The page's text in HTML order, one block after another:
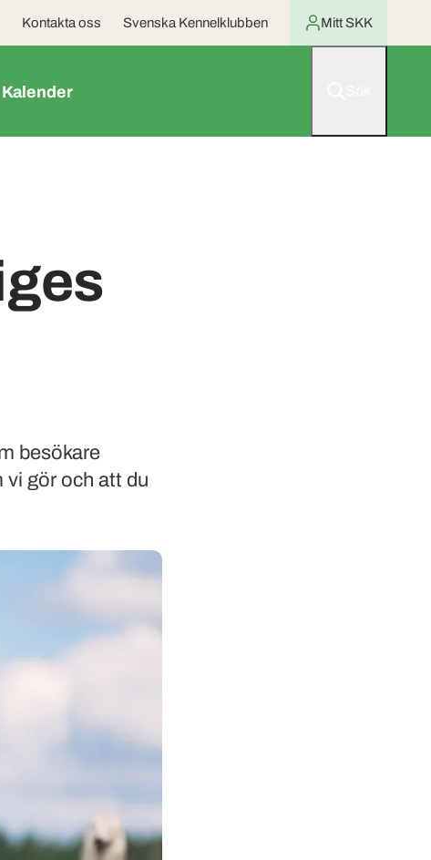
Kontakta oss Svenska Kennelklubben Mitt SKK
Kalender
besökare
vi gör och att du